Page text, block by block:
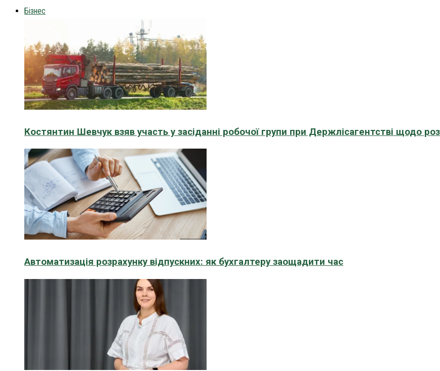
Бізнес
Костянтин Шевчук взяв участь у засіданні робочої групи при Держлісагентстві щодо
Автоматизація розрахунку відпускних: як бухгалтеру заощадити час